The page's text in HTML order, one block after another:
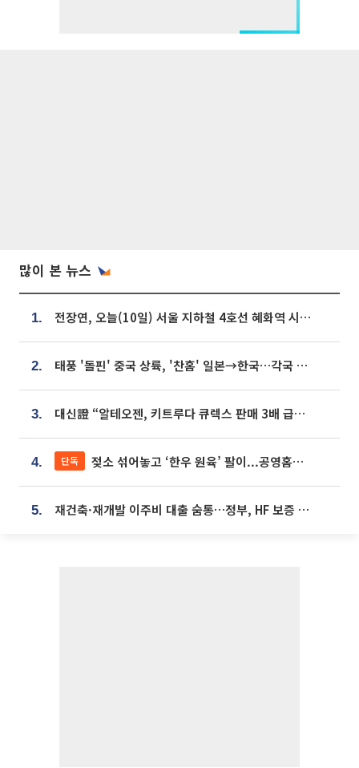
많이 본 뉴스
1. 전장연, 오늘(10일) 서울 지하철 4호선 혜화역 시위…1호선 용산역 무정차
2. 태풍 '돌핀' 중국 상륙, '찬홈' 일본→한국…각국 기상청 예상 경로는?
3. 대신證 “알테오젠, 키트루다 큐렉스 판매 3배 급증…목표가 41만원 상향”
4. 단독 젖소 섞어놓고 ‘한우 원육’ 팔이...공영홈쇼핑 표기·검증 구멍
5. 재건축·재개발 이주비 대출 숨통…정부, HF 보증 신설 추진